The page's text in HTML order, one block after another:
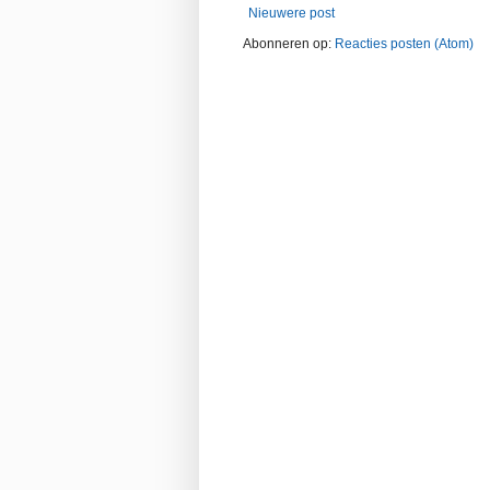
Nieuwere post
Abonneren op: Reacties posten (Atom)